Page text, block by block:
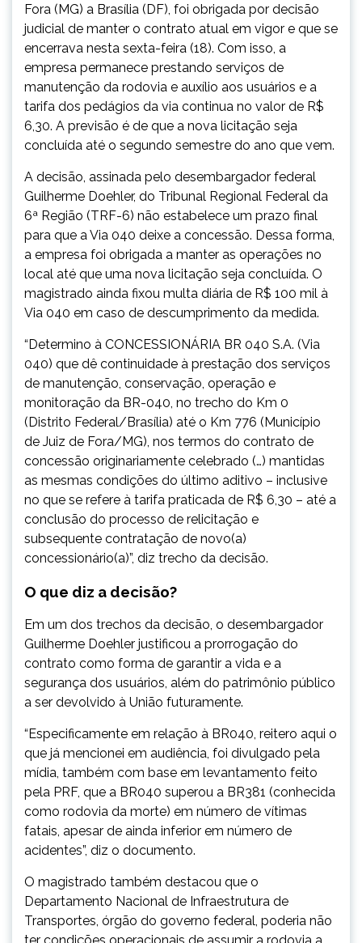
Fora (MG) a Brasília (DF), foi obrigada por decisão
judicial de manter o contrato atual em vigor e que se
encerrava nesta sexta-feira (18). Com isso, a
empresa permanece prestando serviços de
manutenção da rodovia e auxílio aos usuários e a
tarifa dos pedágios da via continua no valor de R$
6,30. A previsão é de que a nova licitação seja
concluída até o segundo semestre do ano que vem.
A decisão, assinada pelo desembargador federal
Guilherme Doehler, do Tribunal Regional Federal da
6ª Região (TRF-6) não estabelece um prazo final
para que a Via 040 deixe a concessão. Dessa forma,
a empresa foi obrigada a manter as operações no
local até que uma nova licitação seja concluída. O
magistrado ainda fixou multa diária de R$ 100 mil à
Via 040 em caso de descumprimento da medida.
“Determino à CONCESSIONÁRIA BR 040 S.A. (Via
040) que dê continuidade à prestação dos serviços
de manutenção, conservação, operação e
monitoração da BR-040, no trecho do Km 0
(Distrito Federal/Brasília) até o Km 776 (Município
de Juiz de Fora/MG), nos termos do contrato de
concessão originariamente celebrado (…) mantidas
as mesmas condições do último aditivo – inclusive
no que se refere à tarifa praticada de R$ 6,30 – até a
conclusão do processo de relicitação e
subsequente contratação de novo(a)
concessionário(a)”, diz trecho da decisão.
O que diz a decisão?
Em um dos trechos da decisão, o desembargador
Guilherme Doehler justificou a prorrogação do
contrato como forma de garantir a vida e a
segurança dos usuários, além do patrimônio público
a ser devolvido à União futuramente.
“Especificamente em relação à BR040, reitero aqui o
que já mencionei em audiência, foi divulgado pela
mídia, também com base em levantamento feito
pela PRF, que a BR040 superou a BR381 (conhecida
como rodovia da morte) em número de vítimas
fatais, apesar de ainda inferior em número de
acidentes”, diz o documento.
O magistrado também destacou que o
Departamento Nacional de Infraestrutura de
Transportes, órgão do governo federal, poderia não